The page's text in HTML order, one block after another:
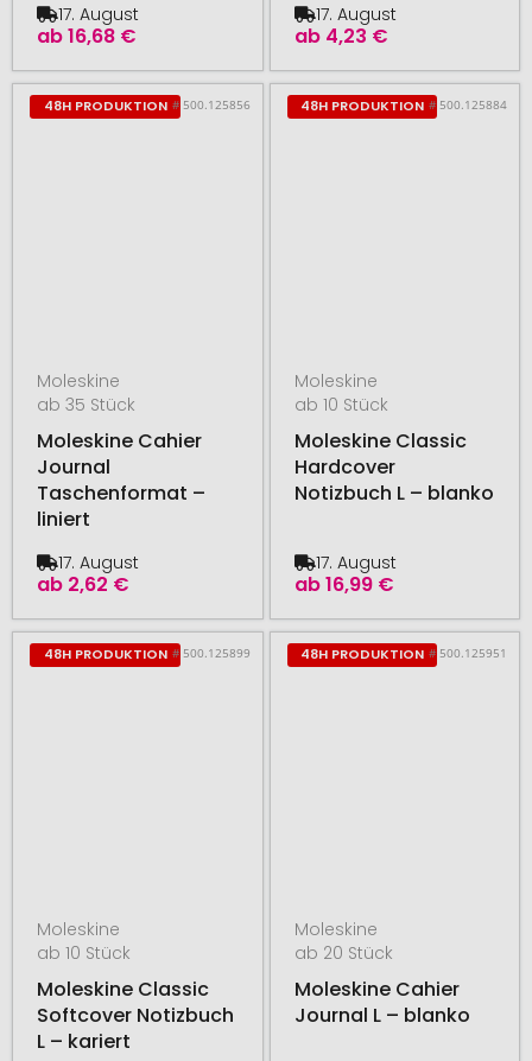
ab16,68 €
17. August
ab 4,23 €
17. August
48H PRODUKTION # 500.125856
Moleskine
ab 35 Stück
Moleskine Cahier
Journal
Taschenformat –
liniert
ab 2,62 €
17. August
48H PRODUKTION # 500.125884
Moleskine
ab 10 Stück
Moleskine Classic
Hardcover
Notizbuch L – blanko
ab16,99 €
17. August
48H PRODUKTION # 500.125899
Moleskine
ab 10 Stück
Moleskine Classic
Softcover Notizbuch
L – kariert
48H PRODUKTION # 500.125951
Moleskine
ab 20 Stück
Moleskine Cahier
Journal L – blanko